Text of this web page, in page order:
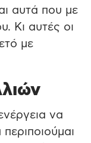
αυτά που με
Κι αυτές οι
με
να